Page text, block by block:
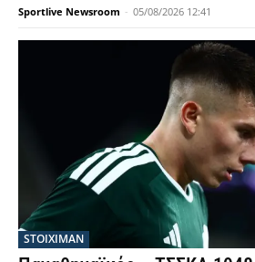
Sportlive Newsroom - 05/08/2026 12:41
STOIXIMAN